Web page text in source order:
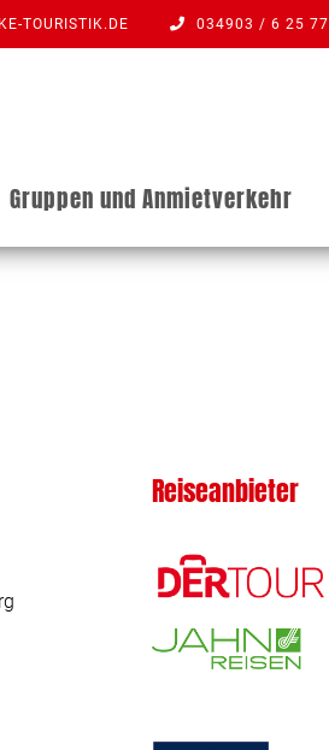
TOURISTIK.DE 034903 / 6 25 77
Gruppen und Anmietverkehr
Reiseanbieter